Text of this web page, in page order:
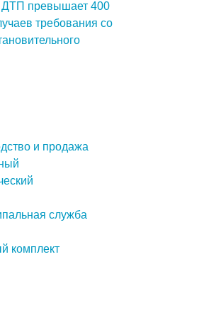
ДТП превышает 400
требования со
и продажа
служба
комплект